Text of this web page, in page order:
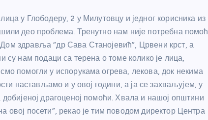
у Глободеру, 2 у Милутовцу и једног корисника из
део проблема. Тренутно нам није потребна помоћ
здравља “др Сава Станојевић”, Црвени крст, а
су нам подаци са терена о томе колико је лица,
помогли у испорукама огрева, лекова, док некима
настављамо и у овој години, а ја се захваљујем, у
драгоценој помоћи. Хвала и нашој општини
овој посети”, рекао је тим поводом директор Центра